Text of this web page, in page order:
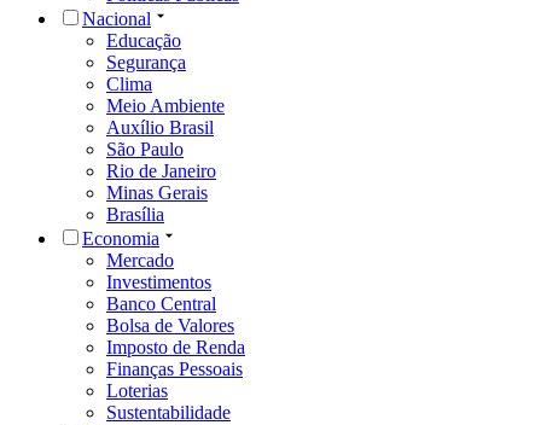
Nacional
Educação
Segurança
Clima
Meio Ambiente
Auxílio Brasil
São Paulo
Rio de Janeiro
Minas Gerais
Brasília
Economia
Mercado
Investimentos
Banco Central
Bolsa de Valores
Imposto de Renda
Finanças Pessoais
Loterias
Sustentabilidade